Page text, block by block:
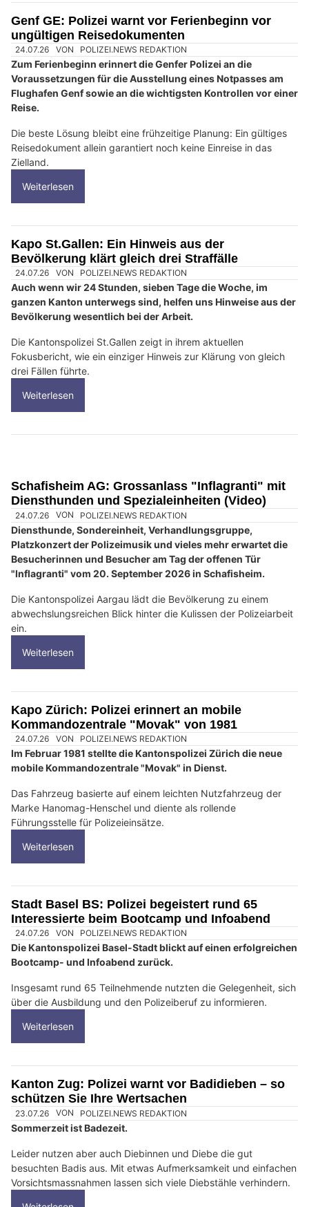
Genf GE: Polizei warnt vor Ferienbeginn vor
ungültigen Reisedokumenten
24.07.26 VON POLIZEI.NEWS REDAKTION
Zum Ferienbeginn erinnert die Genfer Polizei an die
Voraussetzungen für die Ausstellung eines Notpasses am
Flughafen Genf sowie an die wichtigsten Kontrollen vor einer
Reise.
Die beste Lösung bleibt eine frühzeitige Planung: Ein gültiges
Reisedokument allein garantiert noch keine Einreise in das
Zielland.
Weiterlesen
Kapo St.Gallen: Ein Hinweis aus der
Bevölkerung klärt gleich drei Straffälle
24.07.26 VON POLIZEI.NEWS REDAKTION
Auch wenn wir 24 Stunden, sieben Tage die Woche, im
ganzen Kanton unterwegs sind, helfen uns Hinweise aus der
Bevölkerung wesentlich bei der Arbeit.
Die Kantonspolizei St.Gallen zeigt in ihrem aktuellen
Fokusbericht, wie ein einziger Hinweis zur Klärung von gleich
drei Fällen führte.
Weiterlesen
Schafisheim AG: Grossanlass "Inflagranti" mit
Diensthunden und Spezialeinheiten (Video)
24.07.26 VON POLIZEI.NEWS REDAKTION
Diensthunde, Sondereinheit, Verhandlungsgruppe,
Platzkonzert der Polizeimusik und vieles mehr erwartet die
Besucherinnen und Besucher am Tag der offenen Tür
"Inflagranti" vom 20. September 2026 in Schafisheim.
Die Kantonspolizei Aargau lädt die Bevölkerung zu einem
abwechslungsreichen Blick hinter die Kulissen der Polizeiarbeit
ein.
Weiterlesen
Kapo Zürich: Polizei erinnert an mobile
Kommandozentrale "Movak" von 1981
24.07.26 VON POLIZEI.NEWS REDAKTION
Im Februar 1981 stellte die Kantonspolizei Zürich die neue
mobile Kommandozentrale "Movak" in Dienst.
Das Fahrzeug basierte auf einem leichten Nutzfahrzeug der
Marke Hanomag-Henschel und diente als rollende
Führungsstelle für Polizeieinsätze.
Weiterlesen
Stadt Basel BS: Polizei begeistert rund 65
Interessierte beim Bootcamp und Infoabend
24.07.26 VON POLIZEI.NEWS REDAKTION
Die Kantonspolizei Basel-Stadt blickt auf einen erfolgreichen
Bootcamp- und Infoabend zurück.
Insgesamt rund 65 Teilnehmende nutzten die Gelegenheit, sich
über die Ausbildung und den Polizeiberuf zu informieren.
Weiterlesen
Kanton Zug: Polizei warnt vor Badidieben – so
schützen Sie Ihre Wertsachen
23.07.26 VON POLIZEI.NEWS REDAKTION
Sommerzeit ist Badezeit.
Leider nutzen aber auch Diebinnen und Diebe die gut
besuchten Badis aus. Mit etwas Aufmerksamkeit und einfachen
Vorsichtsmassnahmen lassen sich viele Diebstähle verhindern.